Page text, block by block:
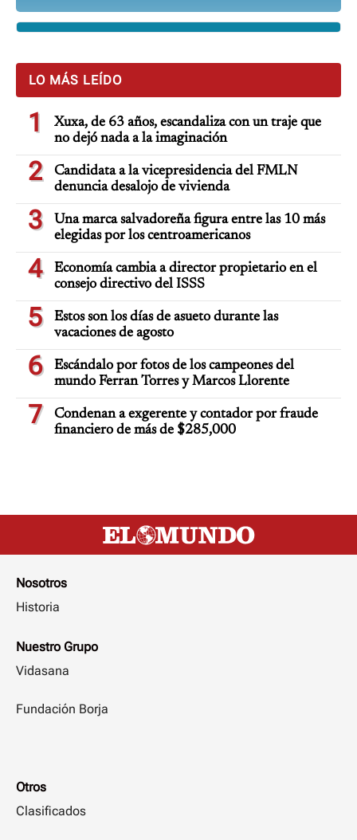
LO MÁS LEÍDO
1
Xuxa, de 63 años, escandaliza con un traje que
no dejó nada a la imaginación
2
Candidata a la vicepresidencia del FMLN
denuncia desalojo de vivienda
3
Una marca salvadoreña figura entre las 10 más
elegidas por los centroamericanos
4
Economía cambia a director propietario en el
consejo directivo del ISSS
5
Estos son los días de asueto durante las
vacaciones de agosto
6
Escándalo por fotos de los campeones del
mundo Ferran Torres y Marcos Llorente
7
Condenan a exgerente y contador por fraude
financiero de más de $285,000
Nosotros
Historia
Nuestro Grupo
Vidasana
Fundación Borja
Otros
Clasificados